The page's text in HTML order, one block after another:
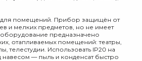
помещений. Прибор защищён от
и мелких предметов, но не имеет
предназначено
отапливаемых помещений: театры,
телестудии. Использовать IP20 на
навесом — пыль и конденсат быстро